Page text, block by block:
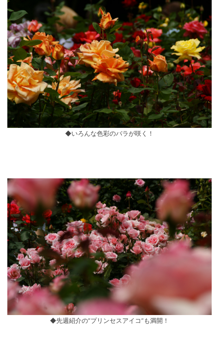
◆いろんな色彩のバラが咲く！
◆先週紹介の”プリンセスアイコ”も満開！